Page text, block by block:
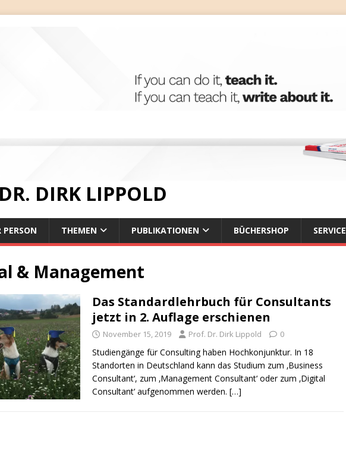
DIRK LIPPOLD
PERSON THEMEN PUBLIKATIONEN BÜCHERSHOP SERVICE
& Management
Das Standardlehrbuch für Consultants
jetzt in 2. Auflage erschienen
November 15, 2019 Prof. Dr. Dirk Lippold 0
Studiengänge für Consulting haben Hochkonjunktur. In 18
Standorten in Deutschland kann das Studium zum ‚Business
Consultant‘, zum ‚Management Consultant‘ oder zum ‚Digital
Consultant‘ aufgenommen werden. […]